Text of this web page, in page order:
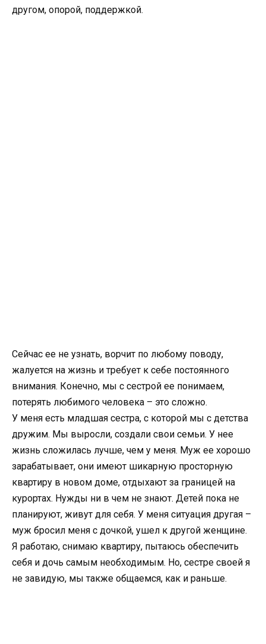
другом, опорой, поддержкой.
Сейчас ее не узнать, ворчит по любому поводу,
жалуется на жизнь и требует к себе постоянного
внимания. Конечно, мы с сестрой ее понимаем,
потерять любимого человека – это сложно.
У меня есть младшая сестра, с которой мы с детства
дружим. Мы выросли, создали свои семьи. У нее
жизнь сложилась лучше, чем у меня. Муж ее хорошо
зарабатывает, они имеют шикарную просторную
квартиру в новом доме, отдыхают за границей на
курортах. Нужды ни в чем не знают. Детей пока не
планируют, живут для себя. У меня ситуация другая –
муж бросил меня с дочкой, ушел к другой женщине.
Я работаю, снимаю квартиру, пытаюсь обеспечить
себя и дочь самым необходимым. Но, сестре своей я
не завидую, мы также общаемся, как и раньше.